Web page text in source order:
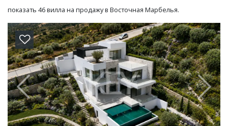
показать 46 вилла на продажу в Восточная Марбелья.
Previous Next